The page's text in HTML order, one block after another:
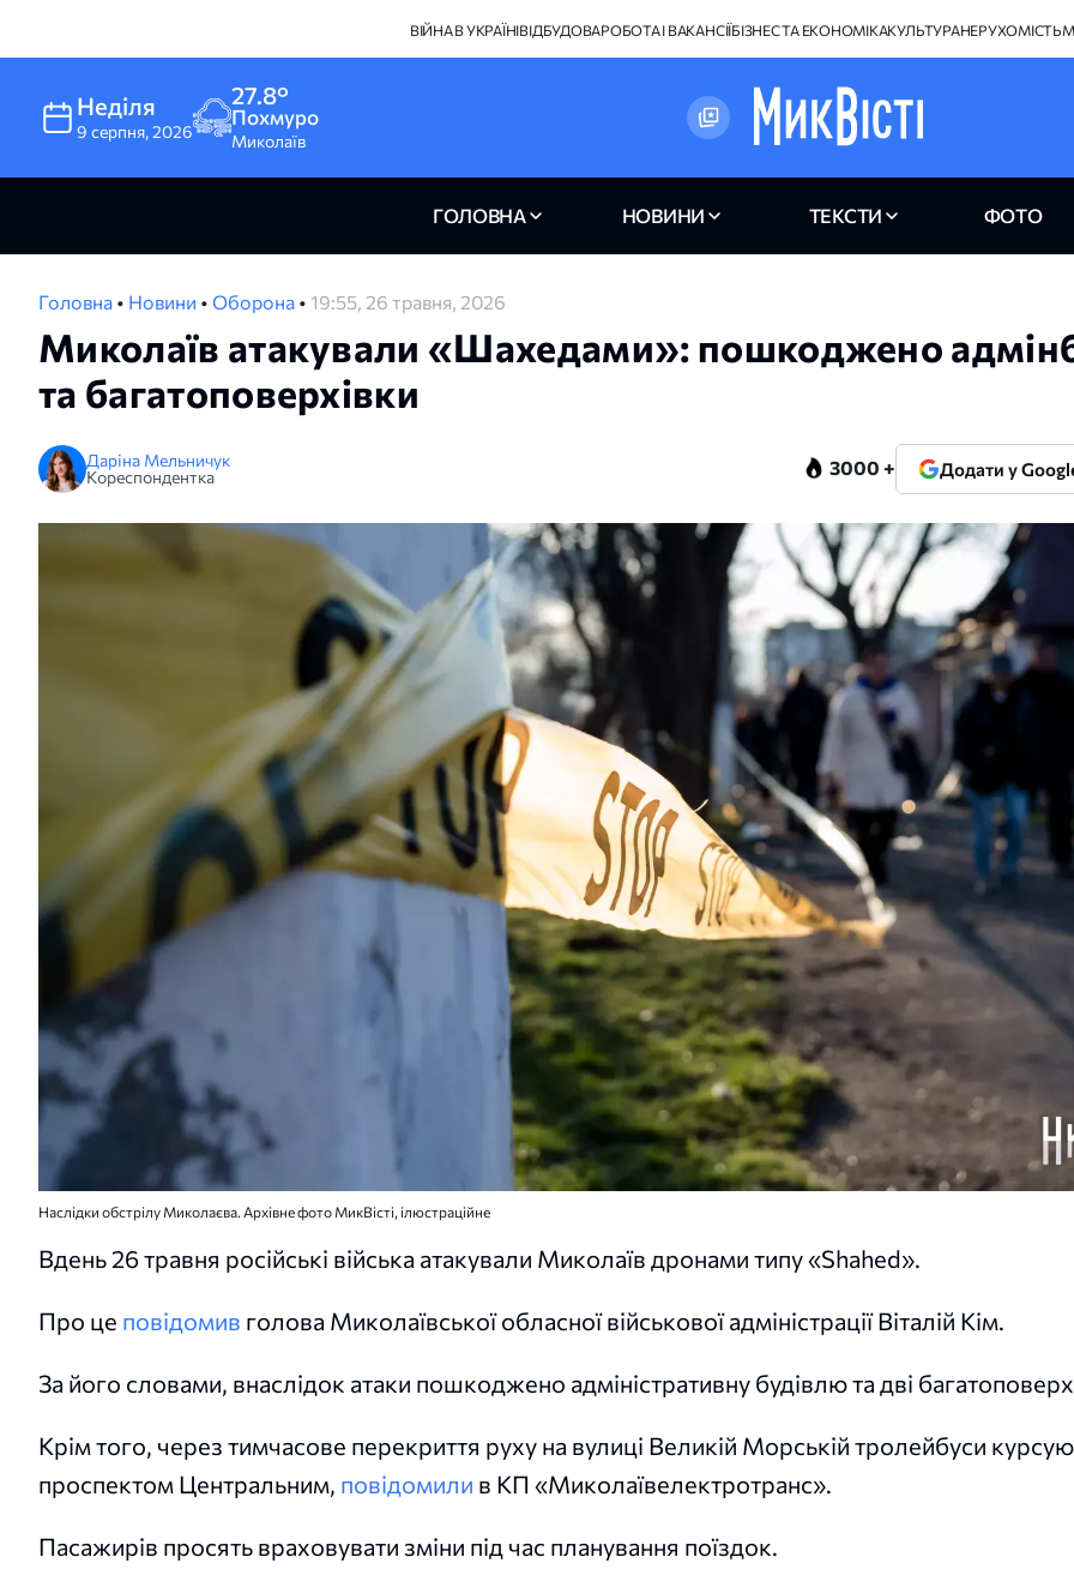
ВІЙНА В УКРАЇНІВІДБУДОВАРОБОТА І ВАКАНСІЇБІЗНЕС ТА ЕКОНОМІКАКУЛЬТУРАНЕРУХОМІСТЬ
Неділя
9 серпня,2026
27.8°
Похмуро
Миколаїв
ГОЛОВНА НОВИНИ ТЕКСТИ ФОТО
Головна • Новини • Оборона • 19:55, 26 травня, 2026
Миколаїв атакували «Шахедами»: пошкоджено
та багатоповерхівки
Даріна Мельничук
Кореспондентка
3000 + Додати у
Наслідки обстрілу Миколаєва. Архівне фото МикВісті, ілюстраційне
Вдень 26 травня російські війська атакували Миколаїв дронами типу «Shahed».
Про це повідомив голова Миколаївської обласної військової адміністрації Віталій Кім.
За його словами, внаслідок атаки пошкоджено адміністративну будівлю та дві
Крім того, через тимчасове перекриття руху на вулиці Великій Морській тролейбуси
проспектом Центральним, повідомили в КП «Миколаївелектротранс».
Пасажирів просять враховувати зміни під час планування поїздок.